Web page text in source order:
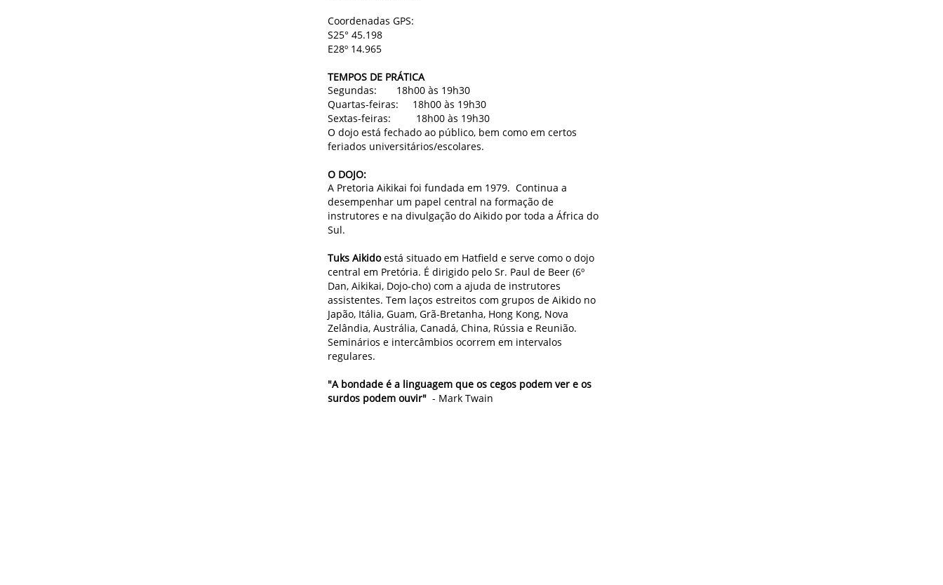
Coordenadas GPS:
S25° 45.198
E28º 14.965
TEMPOS DE PRÁTICA
Segundas:
18h00 às 19h30
Quartas-feiras:
18h00 às 19h30
Sextas-feiras:
18h00 às 19h30
O dojo está fechado ao público, bem como em certos
feriados universitários/escolares.
O DOJO:
A Pretoria Aikikai foi fundada em 1979. Continua a
desempenhar um papel central na formação de
instrutores e na divulgação do Aikido por toda a África do
Sul.
Tuks Aikido está situado em Hatfield e serve como o dojo
central em Pretória. É dirigido pelo Sr. Paul de Beer (6º
Dan, Aikikai, Dojo-cho) com a ajuda de instrutores
assistentes. Tem laços estreitos com grupos de Aikido no
Japão, Itália, Guam, Grã-Bretanha, Hong Kong, Nova
Zelândia, Austrália, Canadá, China, Rússia e Reunião.
Seminários e intercâmbios ocorrem em intervalos
regulares.
"A bondade é a linguagem que os cegos podem ver e os
surdos podem ouvir" - Mark Twain